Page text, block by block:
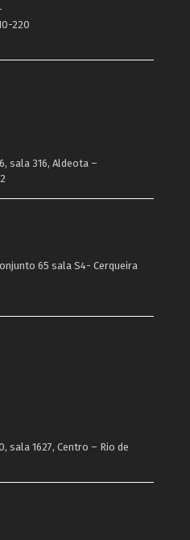
220
sala 316, Aldeota –
65 sala S4- Cerqueira
sala 1627, Centro – Rio de